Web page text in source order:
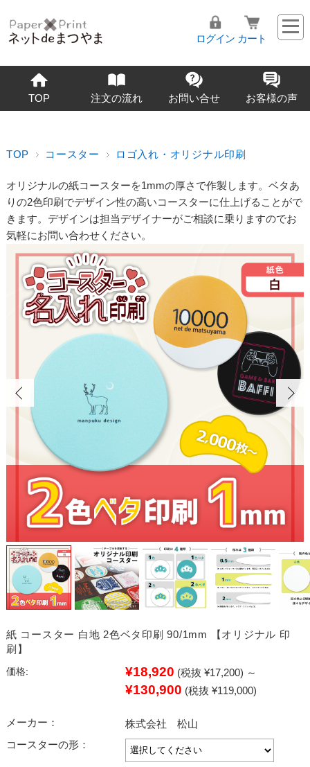
ログイン カート
TOP 注文の流れ お問い合せ お客様の声
TOP コースター ロゴ入れ・オリジナル印刷
オリジナルの紙コースターを1mmの厚さで作製します。ベタあ
りの2色印刷でデザイン性の高いコースターに仕上げることがで
きます。デザインは担当デザイナーがご相談に乗りますのでお
気軽にお問い合わせください。
紙 コースター 白地 2色ベタ印刷 90/1mm 【オリジナル 印
刷】
価格: ¥18,920 (税抜 ¥17,200) ～
¥130,900 (税抜 ¥119,000)
メーカー：
株式会社 松山
コースターの形：